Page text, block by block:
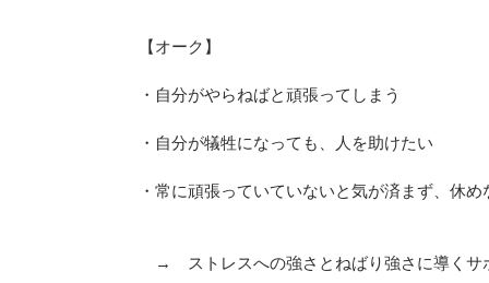
【オーク】
・自分がやらねばと頑張ってしまう
・自分が犠牲になっても、人を助けたい
・常に頑張っていていないと気が済まず、休め
→ ストレスへの強さとねばり強さに導くサ